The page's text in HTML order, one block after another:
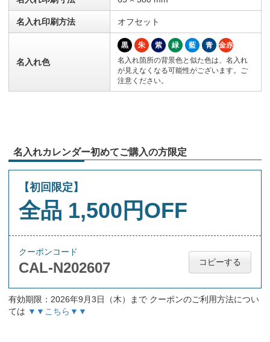
名入れ印刷方法 オフセット
名入れ色
黒 朱 紫 緑 藍 青
金赤
名入れ箇所の背景色と似た色は、名入れ
が見えなくなる可能性がございます。ご
注意ください。
名入れカレンダー初めてご購入の方限定
【初回限定】
全品 1,500円OFF
クーポンコード
CAL-N202607 コピーする
有効期限：2026年9月3日（木）まで クーポンのご利用方法につい
ては ▼▼こちら▼▼